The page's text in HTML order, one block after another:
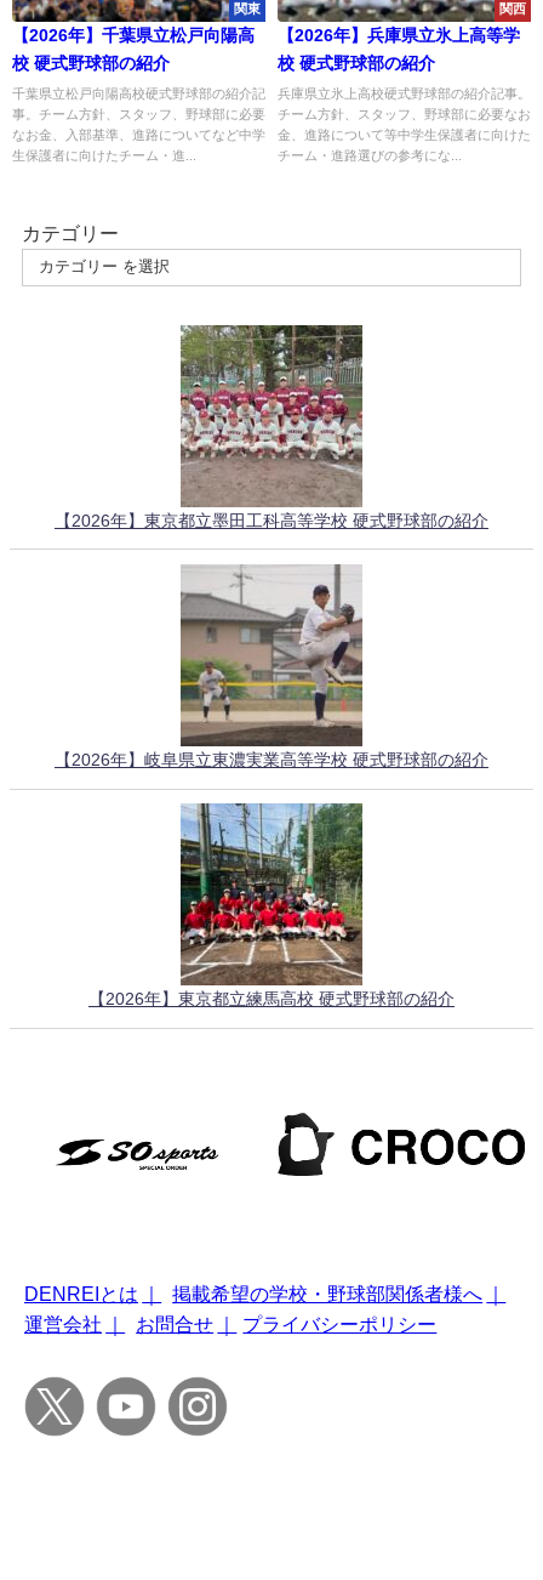
関東
【2026年】千葉県立松戸向陽高
校 硬式野球部の紹介
千葉県立松戸向陽高校硬式野球部の紹介記
事。チーム方針、スタッフ、野球部に必要
なお金、入部基準、進路についてなど中学
生保護者に向けたチーム・進...
関西
【2026年】兵庫県立氷上高等学
校 硬式野球部の紹介
兵庫県立氷上高校硬式野球部の紹介記事。
チーム方針、スタッフ、野球部に必要なお
金、進路について等中学生保護者に向けた
チーム・進路選びの参考にな...
カテゴリー
【2026年】東京都立墨田工科高等学校 硬式野球部の紹介
【2026年】岐阜県立東濃実業高等学校 硬式野球部の紹介
【2026年】東京都立練馬高校 硬式野球部の紹介
DENREIとは 掲載希望の学校・野球部関係者様へ
運営会社
お問合せ プライバシーポリシー